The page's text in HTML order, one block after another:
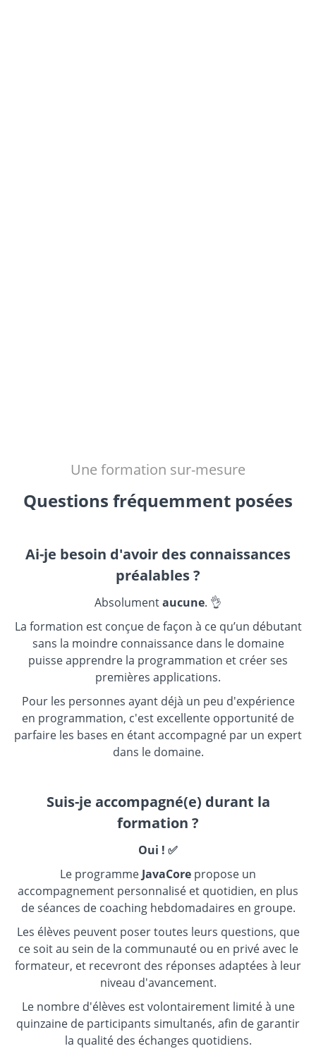
Une formation sur-mesure
Questions fréquemment posées
Ai-je besoin d'avoir des connaissances
préalables ?
Absolumentaucune. 👌
La formation est conçue de façon à ce qu’un débutant
sans la moindre connaissance dans le domaine
puisse apprendre la programmation et créer ses
premières applications.
Pour les personnes ayant déjà un peu d'expérience
en programmation, c'est excellente opportunité de
parfaire les bases en étant accompagné par un expert
dans le domaine.
Suis-je accompagné(e) durant la
formation ?
Oui ! ✅
Le programme JavaCore propose un
accompagnement personnalisé et quotidien, en plus
de séances de coaching hebdomadaires en groupe.
Les élèves peuvent poser toutes leurs questions, que
ce soit au sein de la communauté ou en privé avec le
formateur, et recevront des réponses adaptées à leur
niveau d'avancement.
Le nombre d'élèves est volontairement limité à une
quinzaine de participants simultanés, afin de garantir
la qualité des échanges quotidiens.